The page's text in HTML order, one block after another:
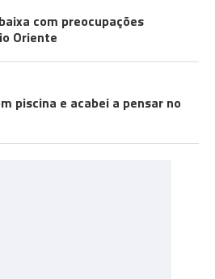
com preocupações
Oriente
piscina e acabei a pensar no